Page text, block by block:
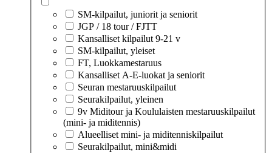
SM-kilpailut, juniorit ja seniorit
JGP / 18 tour / FJTT
Kansalliset kilpailut 9-21 v
SM-kilpailut, yleiset
FT, Luokkamestaruus
Kansalliset A-E-luokat ja seniorit
Seuran mestaruuskilpailut
Seurakilpailut, yleinen
9v Miditour ja Koululaisten mestaruuskilpailut
(mini- ja miditennis)
Alueelliset mini- ja miditenniskilpailut
Seurakilpailut, mini&midi